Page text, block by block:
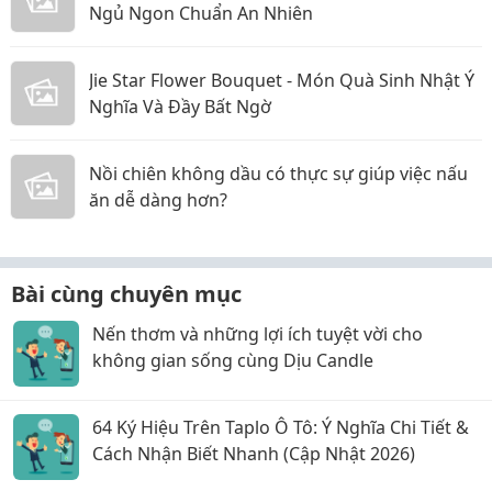
Ngủ Ngon Chuẩn An Nhiên
Jie Star Flower Bouquet - Món Quà Sinh Nhật Ý
Nghĩa Và Đầy Bất Ngờ
Nồi chiên không dầu có thực sự giúp việc nấu
ăn dễ dàng hơn?
Bài cùng chuyên mục
Nến thơm và những lợi ích tuyệt vời cho
không gian sống cùng Dịu Candle
64 Ký Hiệu Trên Taplo Ô Tô: Ý Nghĩa Chi Tiết &
Cách Nhận Biết Nhanh (Cập Nhật 2026)